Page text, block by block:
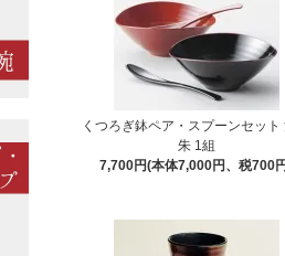
くつろぎ鉢ペア・スプーンセット
朱 1組
7,700円(本体7,000円、税700